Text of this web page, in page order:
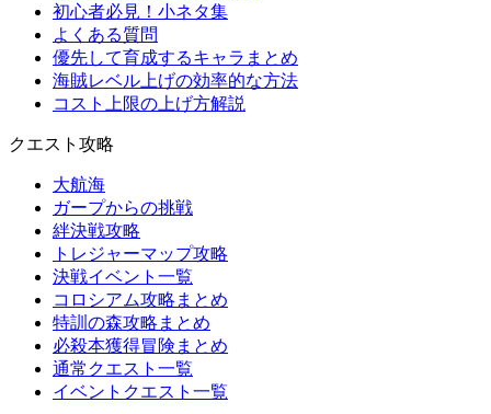
初心者必見！小ネタ集
よくある質問
優先して育成するキャラまとめ
海賊レベル上げの効率的な方法
コスト上限の上げ方解説
クエスト攻略
大航海
ガープからの挑戦
絆決戦攻略
トレジャーマップ攻略
決戦イベント一覧
コロシアム攻略まとめ
特訓の森攻略まとめ
必殺本獲得冒険まとめ
通常クエスト一覧
イベントクエスト一覧